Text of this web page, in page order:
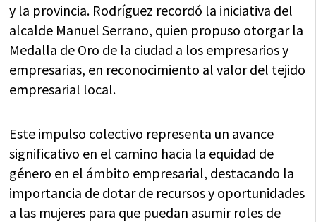
y la provincia. Rodríguez recordó la iniciativa del
alcalde Manuel Serrano, quien propuso otorgar la
Medalla de Oro de la ciudad a los empresarios y
empresarias, en reconocimiento al valor del tejido
empresarial local.
Este impulso colectivo representa un avance
significativo en el camino hacia la equidad de
género en el ámbito empresarial, destacando la
importancia de dotar de recursos y oportunidades
a las mujeres para que puedan asumir roles de